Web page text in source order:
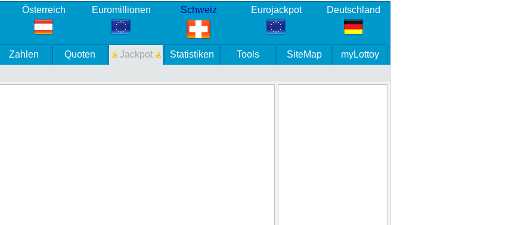
Österreich Euromillionen Schweiz Eurojackpot Deutschland
Zahlen Quoten Jackpot Statistiken Tools SiteMap
myLottoy